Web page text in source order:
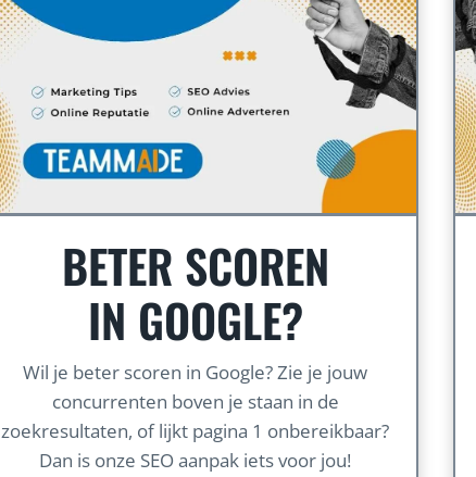
BETER SCOREN
IN GOOGLE?
Wil je beter scoren in Google? Zie je jouw
concurrenten boven je staan in de
zoekresultaten, of lijkt pagina 1 onbereikbaar?
Dan is onze SEO aanpak iets voor jou!